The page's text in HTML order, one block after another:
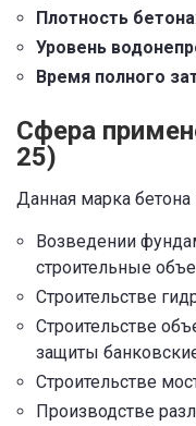
Плотность бетона
Уровень
Время полного
Сфера
25)
Данная марка бетона
Возведении
строительные
Строительстве
Строительстве
защиты
Строительстве
Производстве